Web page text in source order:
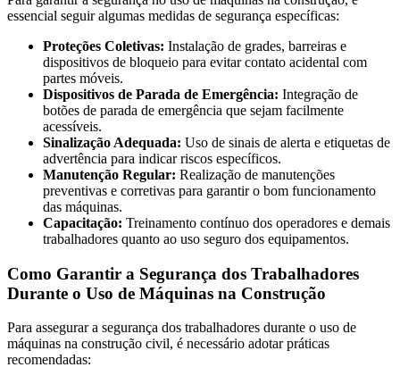
essencial seguir algumas medidas de segurança específicas:
Proteções Coletivas: Instalação de grades, barreiras e
dispositivos de bloqueio para evitar contato acidental com
partes móveis.
Dispositivos de Parada de Emergência: Integração de
botões de parada de emergência que sejam facilmente
acessíveis.
Sinalização Adequada: Uso de sinais de alerta e etiquetas de
advertência para indicar riscos específicos.
Manutenção Regular: Realização de manutenções
preventivas e corretivas para garantir o bom funcionamento
das máquinas.
Capacitação: Treinamento contínuo dos operadores e demais
trabalhadores quanto ao uso seguro dos equipamentos.
Como Garantir a Segurança dos Trabalhadores
Durante o Uso de Máquinas na Construção
Para assegurar a segurança dos trabalhadores durante o uso de
máquinas na construção civil, é necessário adotar práticas
recomendadas: